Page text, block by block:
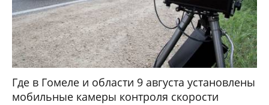
Где в Гомеле и области 9 августа установлены
мобильные камеры контроля скорости